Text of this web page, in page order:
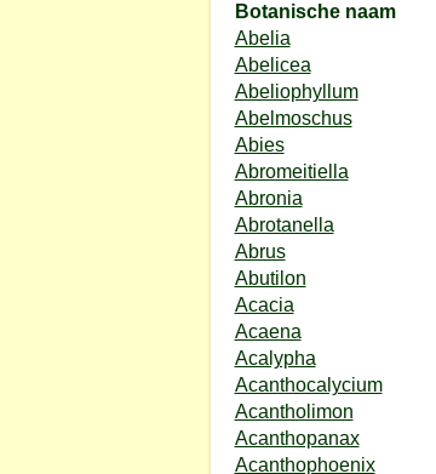
Botanische naam
Abelia
Abelicea
Abeliophyllum
Abelmoschus
Abies
Abromeitiella
Abronia
Abrotanella
Abrus
Abutilon
Acacia
Acaena
Acalypha
Acanthocalycium
Acantholimon
Acanthopanax
Acanthophoenix